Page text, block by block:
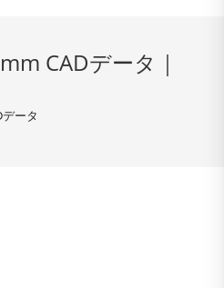
CADデータ｜
ータ